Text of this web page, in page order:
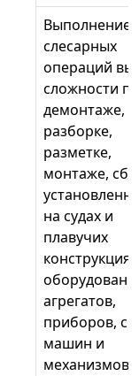
Выполнение
слесарных
операций
сложности
демонтаже,
разборке,
разметке,
монтаже,
на судах и
плавучих
конструкциях
агрегатов,
приборов,
машин и
механизмов